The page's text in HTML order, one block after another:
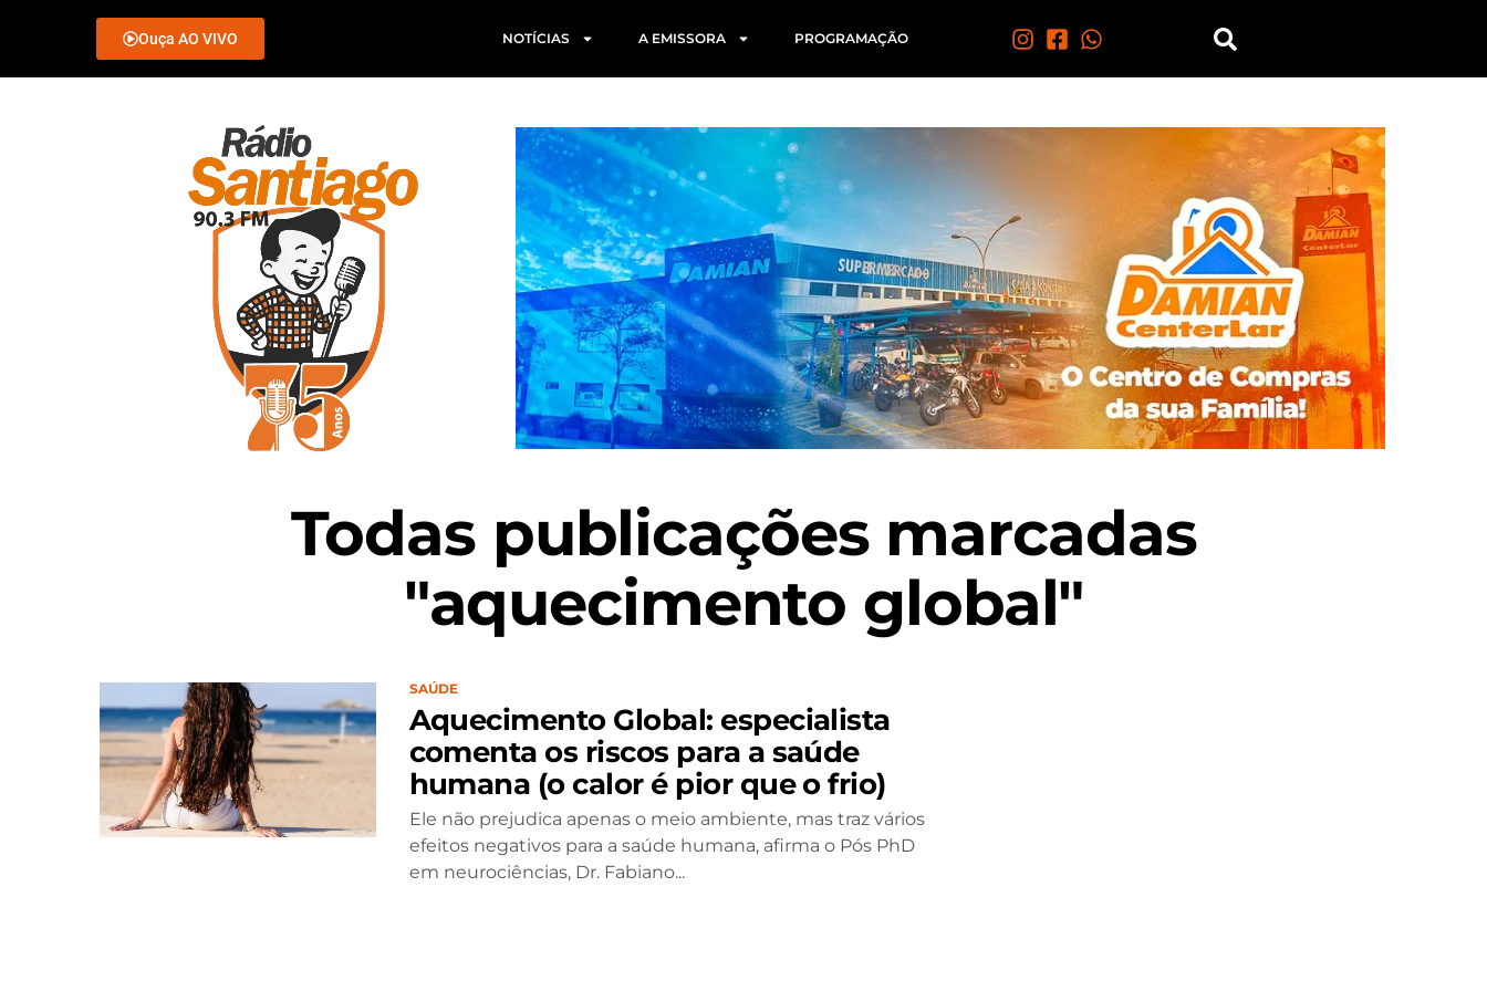
Ouça AO VIVO NOTÍCIAS A EMISSORA PROGRAMAÇÃO
Todas publicações marcadas
"aquecimento global"
SAÚDE
Aquecimento Global: especialista
comenta os riscos para a saúde
humana (o calor é pior que o frio)
Ele não prejudica apenas o meio ambiente, mas traz vários
efeitos negativos para a saúde humana, afirma o Pós PhD
em neurociências, Dr. Fabiano...